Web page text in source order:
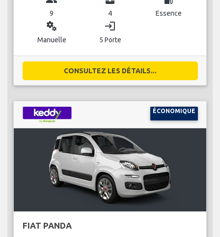
9 4 Essence
miscellaneous_services
Manuelle
login
5 Porte
CONSULTEZ LES DÉTAILS...
ÉCONOMIQUE
FIAT PANDA